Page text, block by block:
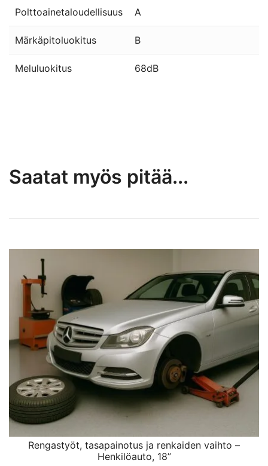
Polttoainetaloudellisuus A
Märkäpitoluokitus B
Meluluokitus 68dB
Saatat myös pitää...
Rengastyöt, tasapainotus ja renkaiden vaihto –
Henkilöauto, 18”